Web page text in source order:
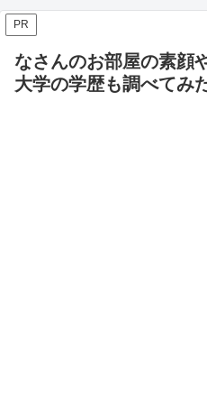
PR
なさんのお部屋の素顔
大学の学歴も調べてみ